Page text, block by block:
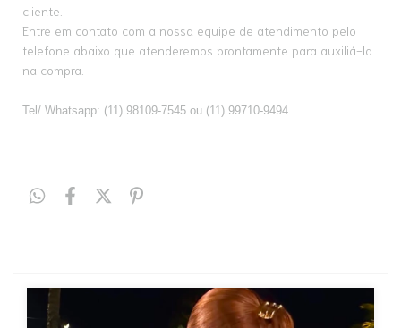
cliente.
Entre em contato com a nossa equipe de atendimento pelo
telefone abaixo que atenderemos prontamente para auxiliá-la
na compra.
Tel/ Whatsapp: (11) 98109-7545 ou (11) 99710-9494